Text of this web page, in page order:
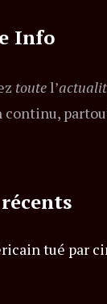
Info
toutel’
continu,
tué par